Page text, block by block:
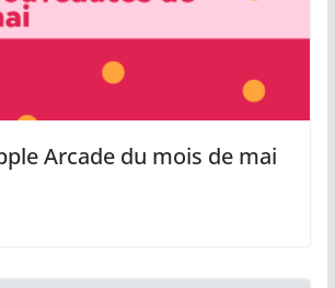
Arcade du mois de mai